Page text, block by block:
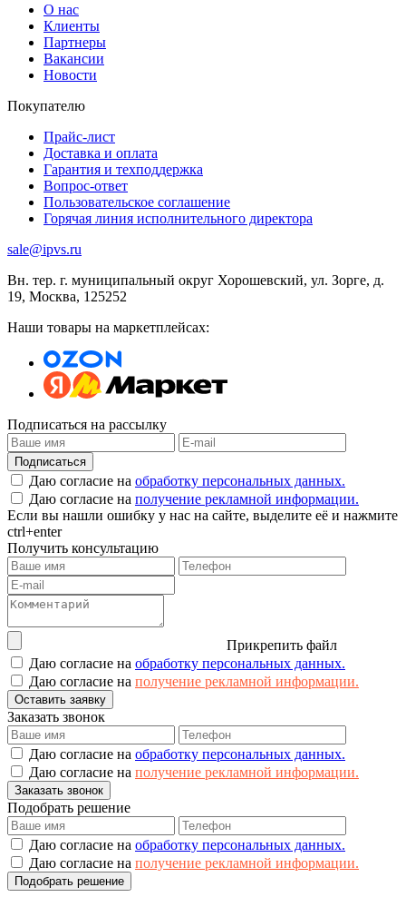
О нас
Клиенты
Партнеры
Вакансии
Новости
Покупателю
Прайс-лист
Доставка и оплата
Гарантия и техподдержка
Вопрос-ответ
Пользовательское соглашение
Горячая линия исполнительного директора
sale@ipvs.ru
Вн. тер. г. муниципальный округ Хорошевский, ул. Зорге, д.
19, Москва, 125252
Наши товары на маркетплейсах:
Подписаться на рассылку
Подписаться
Даю согласие на обработку персональных данных.
Даю согласие на получение рекламной информации.
Если вы нашли ошибку у нас на сайте, выделите её и нажмите
ctrl+enter
Получить консультацию
Прикрепить файл
Даю согласие на обработку персональных данных.
Даю согласие на получение рекламной информации.
Оставить заявку
Заказать звонок
Даю согласие на обработку персональных данных.
Даю согласие на получение рекламной информации.
Заказать звонок
Подобрать решение
Даю согласие на обработку персональных данных.
Даю согласие на получение рекламной информации.
Подобрать решение